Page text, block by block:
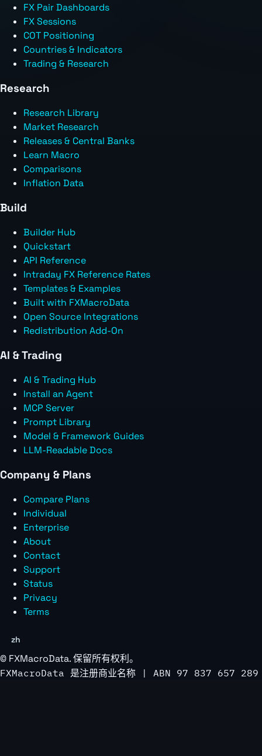
FX Pair Dashboards
FX Sessions
COT Positioning
Countries & Indicators
Trading & Research
Research
Research Library
Market Research
Releases & Central Banks
Learn Macro
Comparisons
Inflation Data
Build
Builder Hub
Quickstart
API Reference
Intraday FX Reference Rates
Templates & Examples
Built with FXMacroData
Open Source Integrations
Redistribution Add-On
AI & Trading
AI & Trading Hub
Install an Agent
MCP Server
Prompt Library
Model & Framework Guides
LLM-Readable Docs
Company & Plans
Compare Plans
Individual
Enterprise
About
Contact
Support
Status
Privacy
Terms
zh
© FXMacroData. 保留所有权利。
FXMacroData 是注册商业名称 | ABN 97 837 657 289